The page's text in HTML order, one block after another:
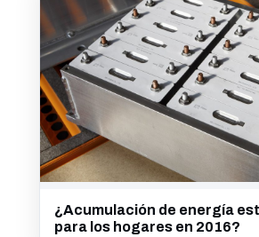
¿Acumulación de energía
para los hogares en 2016?